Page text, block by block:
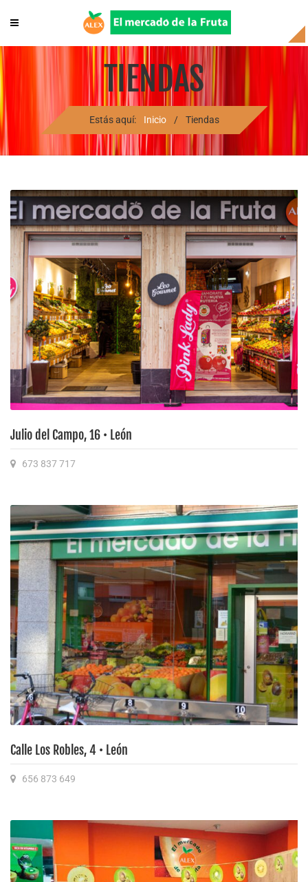
TIENDAS
Estás aquí: Inicio / Tiendas
Julio del Campo, 16 • León
673 837 717
Calle Los Robles, 4 • León
656 873 649